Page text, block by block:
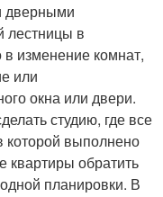
дверными
лестницы в
изменение комнат,
или
окна или двери.
студию, где все
которой выполнено
квартиры обратить
планировки. В